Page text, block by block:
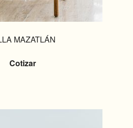
MAZATLÁN
Cotizar